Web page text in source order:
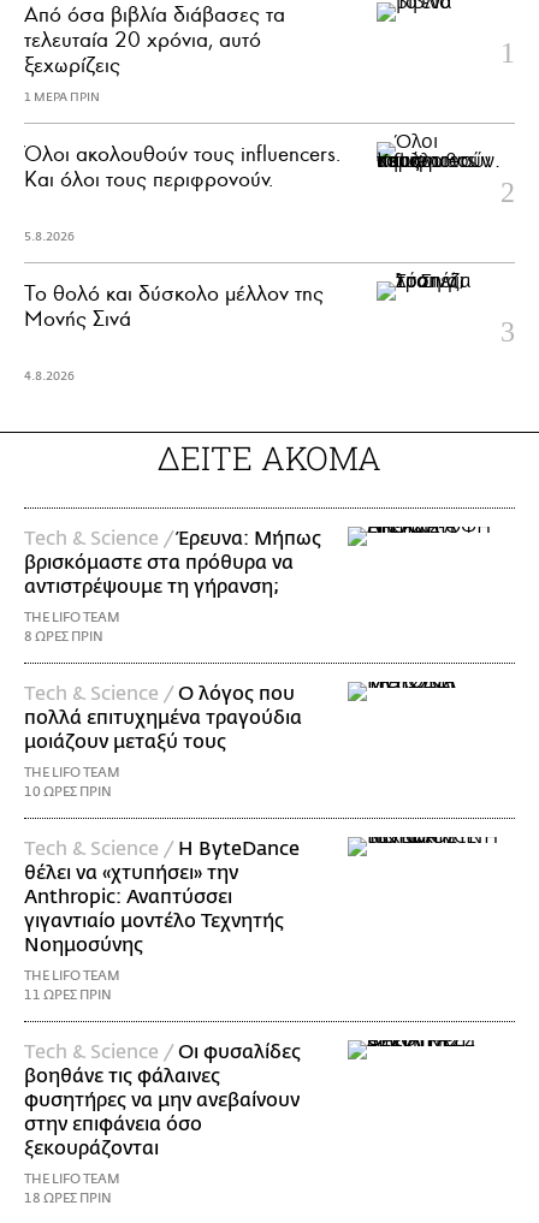
Από όσα βιβλία διάβασες τα
τελευταία 20 χρόνια, αυτό
ξεχωρίζεις
1 ΜΕΡΑ ΠΡΙΝ
Όλοι ακολουθούν τους influencers.
Και όλοι τους περιφρονούν.
5.8.2026
Το θολό και δύσκολο μέλλον της
Μονής Σινά
4.8.2026
ΔΕΙΤΕ ΑΚΟΜΑ
Τech & Science /Έρευνα: Μήπως
βρισκόμαστε στα πρόθυρα να
αντιστρέψουμε τη γήρανση;
THE LIFO TEAM
8 ΩΡΕΣ ΠΡΙΝ
Τech & Science / Ο λόγος που
πολλά επιτυχημένα τραγούδια
μοιάζουν μεταξύ τους
THE LIFO TEAM
10 ΩΡΕΣ ΠΡΙΝ
Τech & Science / Η ByteDance
θέλει να «χτυπήσει» την
Anthropic: Αναπτύσσει
γιγαντιαίο μοντέλο Τεχνητής
Νοημοσύνης
THE LIFO TEAM
11 ΩΡΕΣ ΠΡΙΝ
Τech & Science / Οι φυσαλίδες
βοηθάνε τις φάλαινες
φυσητήρες να μην ανεβαίνουν
στην επιφάνεια όσο
ξεκουράζονται
THE LIFO TEAM
18 ΩΡΕΣ ΠΡΙΝ